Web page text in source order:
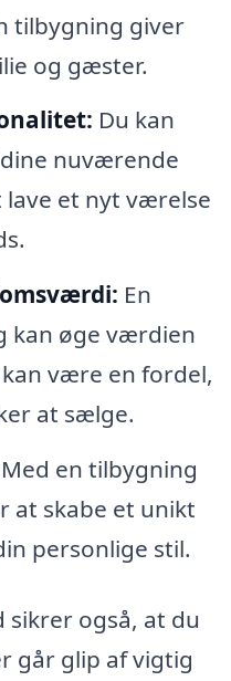
tilbygning giver
og gæster.
Du kan
nuværende
lave et nyt værelse
En
kan øge værdien
være en fordel,
at sælge.
Med en tilbygning
at skabe et unikt
personlige stil.
også, at du
går glip af vigtig